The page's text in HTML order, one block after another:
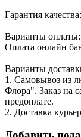
Гарантия качества:
Варианты оплаты:
Оплата онлайн
Варианты
1. Самовывоз из
Флора". Заказ на
предоплате.
2. Доставка